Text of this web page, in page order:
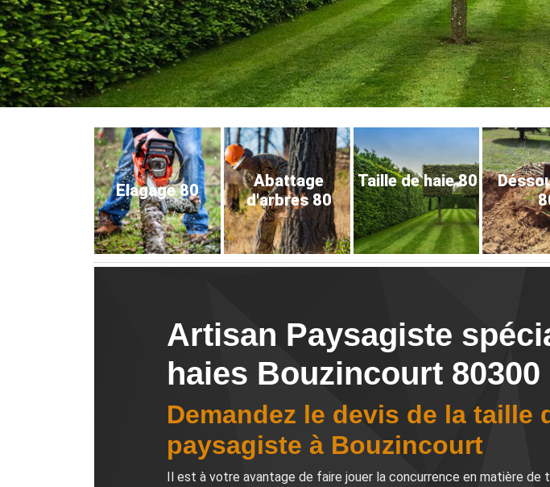
Elagage 80
Abattage
d'arbres 80
Taille de haie 80
Artisan Paysagiste
haies Bouzincourt 80300
Demandez le devis de la taille
paysagiste à Bouzincourt
Il est à votre avantage de faire jouer la concurrence en matière de